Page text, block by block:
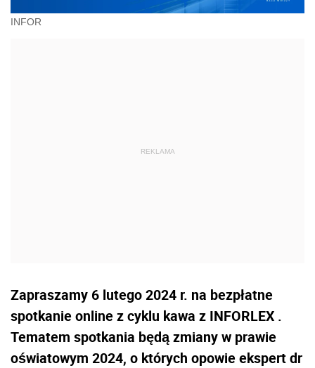
INFOR
Zapraszamy 6 lutego 2024 r. na bezpłatne
spotkanie online z cyklu kawa z INFORLEX .
Tematem spotkania będą zmiany w prawie
oświatowym 2024, o których opowie ekspert dr